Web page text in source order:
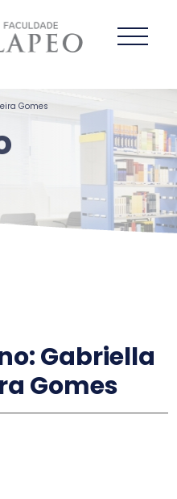
Gomes
Gabriella
Gomes